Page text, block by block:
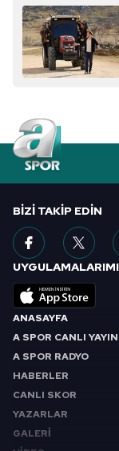
ANASAYFA
A SPOR CANLI YAYIN
A SPOR RADYO
HABERLER
CANLI SKOR
YAZARLAR
GALERİ
BIZI TAKIP EDIN